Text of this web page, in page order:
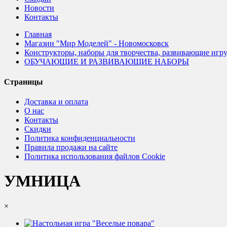
Новости
Контакты
Главная
Магазин "Мир Моделей" - Новомосковск
Конструкторы, наборы для творчества, развивающие
ОБУЧАЮЩИЕ И РАЗВИВАЮЩИЕ НАБОРЫ
Страницы
Доставка и оплата
О нас
Контакты
Скидки
Политика конфиденциальности
Правила продажи на сайте
Политика использования файлов Cookie
УМНИЦА
×